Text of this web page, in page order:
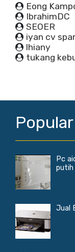
Eong
IbrahimDC
SEOER
iyan cv
lhiany
tukang
Popular
Pc
putih
Jual